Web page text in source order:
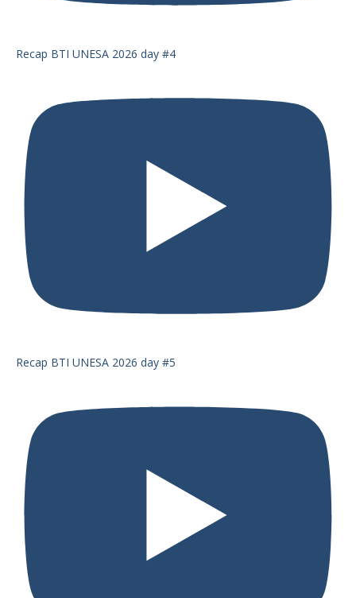
Recap BTI UNESA 2026 day #4
Recap BTI UNESA 2026 day #5